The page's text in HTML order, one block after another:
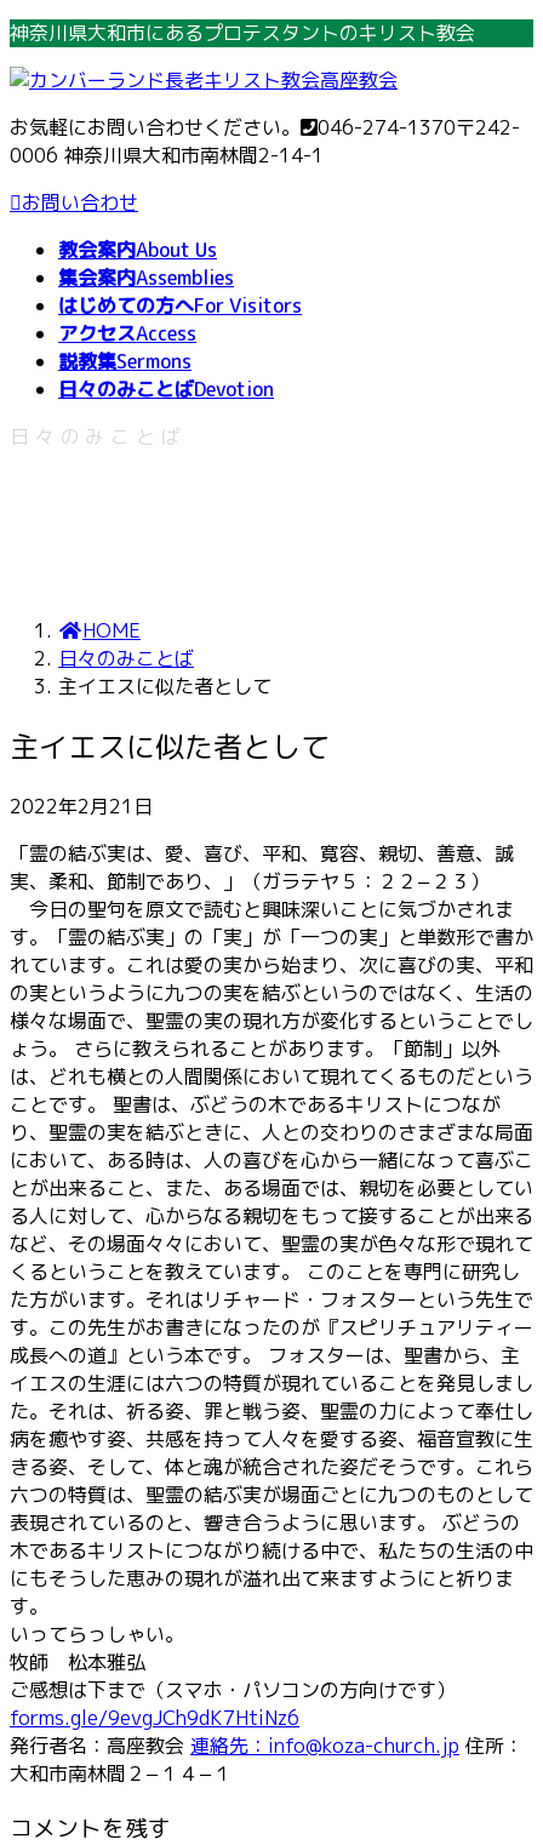
コ
テ
ン
ツ
へ
ス
ナ
ゲ
ー
シ
ョ
ン
神奈川県大和市にあるプロテスタントのキリスト教会
お気軽にお問い合わせください。 046-274-1370〒242-
0006 神奈川県大和市南林間2-14-1
お問い合わせ
教会案内About Us
集会案内Assemblies
はじめての方へFor Visitors
アクセスAccess
説教集Sermons
日々のみことばDevotion
日々のみことば
HOME
日々のみことば
主イエスに似た者として
主イエスに似た者として
2022年2月21日
「霊の結ぶ実は、愛、喜び、平和、寛容、親切、善意、誠
実、柔和、節制であり、」（ガラテヤ５：２２−２３）
今日の聖句を原文で読むと興味深いことに気づかされま
す。「霊の結ぶ実」の「実」が「一つの実」と単数形で書か
れています。これは愛の実から始まり、次に喜びの実、平和
の実というように九つの実を結ぶというのではなく、生活の
様々な場面で、聖霊の実の現れ方が変化するということでし
ょう。 さらに教えられることがあります。「節制」以外
は、どれも横との人間関係において現れてくるものだという
ことです。 聖書は、ぶどうの木であるキリストにつなが
り、聖霊の実を結ぶときに、人との交わりのさまざまな局面
において、ある時は、人の喜びを心から一緒になって喜ぶこ
とが出来ること、また、ある場面では、親切を必要としてい
る人に対して、心からなる親切をもって接することが出来る
など、その場面々々において、聖霊の実が色々な形で現れて
くるということを教えています。 このことを専門に研究し
た方がいます。それはリチャード・フォスターという先生で
す。この先生がお書きになったのが『スピリチュアリティー
成長への道』という本です。 フォスターは、聖書から、主
イエスの生涯には六つの特質が現れていることを発見しまし
た。それは、祈る姿、罪と戦う姿、聖霊の力によって奉仕し
病を癒やす姿、共感を持って人々を愛する姿、福音宣教に生
きる姿、そして、体と魂が統合された姿だそうです。これら
六つの特質は、聖霊の結ぶ実が場面ごとに九つのものとして
表現されているのと、響き合うように思います。 ぶどうの
木であるキリストにつながり続ける中で、私たちの生活の中
にもそうした恵みの現れが溢れ出て来ますようにと祈りま
す。
いってらっしゃい。
牧師 松本雅弘
ご感想は下まで（スマホ・パソコンの方向けです）
forms.gle/9evgJCh9dK7HtiNz6
発行者名：高座教会 連絡先：info@koza-church.jp 住所：
大和市南林間２−１４−１
コメントを残す